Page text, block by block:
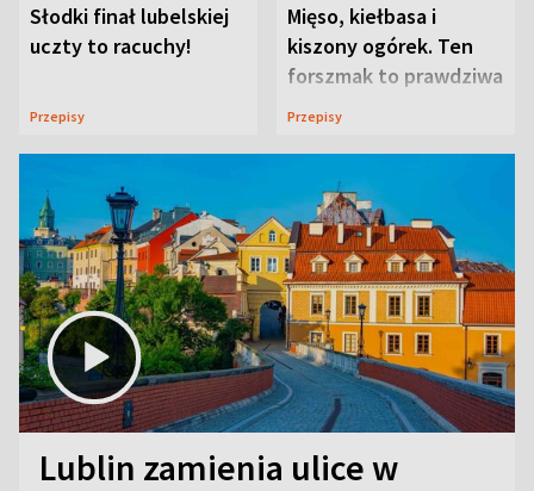
Słodki finał lubelskiej
uczty to racuchy!
Przepisy
Mięso, kiełbasa i
kiszony ogórek. Ten
forszmak to prawdziwa
uczta
Przepisy
Lublin zamienia ulice w